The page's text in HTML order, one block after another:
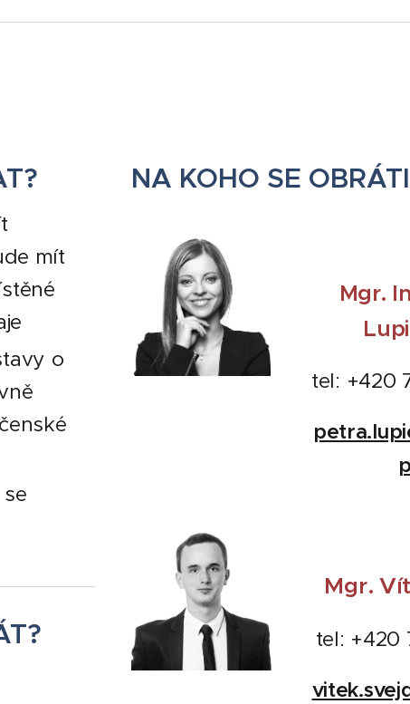
mít
o
NA KOHO SE
Mgr.
tel: +420
Mgr.
tel: +420